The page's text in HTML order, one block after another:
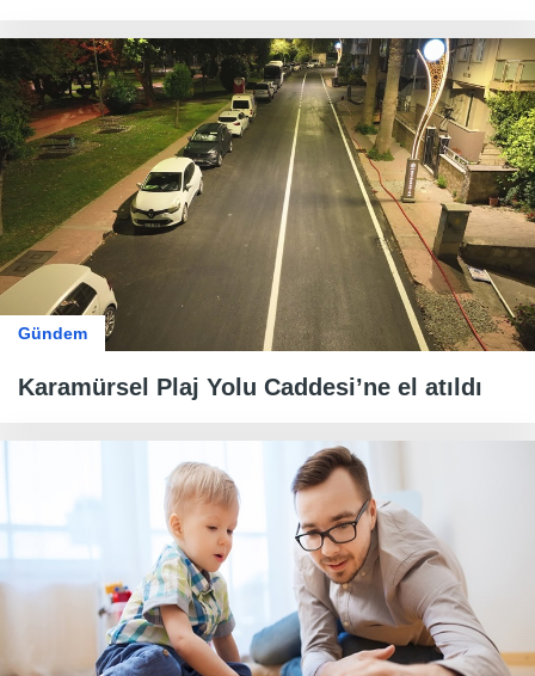
Gündem
Karamürsel Plaj Yolu Caddesi’ne el atıldı